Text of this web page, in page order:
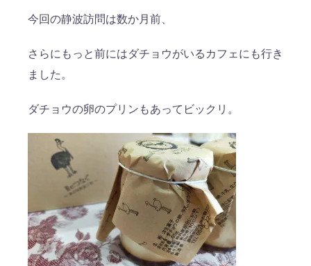
今回の静波訪問は数か月前、
さらにもっと前にはダチョウがいるカフェにも行き
ました。
ダチョウの卵のプリンもあってビックリ。